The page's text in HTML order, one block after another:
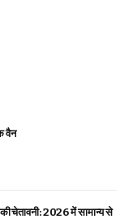
वैन
चेतावनी: 2026 में सामान्य से